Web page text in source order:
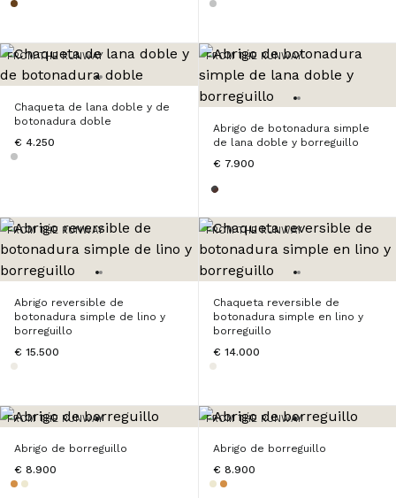
FROM THE RUNWAY
Chaqueta de lana doble y de
botonadura doble
€ 4.250
FROM THE RUNWAY
Abrigo de botonadura simple
de lana doble y borreguillo
€ 7.900
FROM THE RUNWAY
Abrigo reversible de
botonadura simple de lino y
borreguillo
€ 15.500
FROM THE RUNWAY
Chaqueta reversible de
botonadura simple en lino y
borreguillo
€ 14.000
FROM THE RUNWAY
Abrigo de borreguillo
€ 8.900
FROM THE RUNWAY
Abrigo de borreguillo
€ 8.900